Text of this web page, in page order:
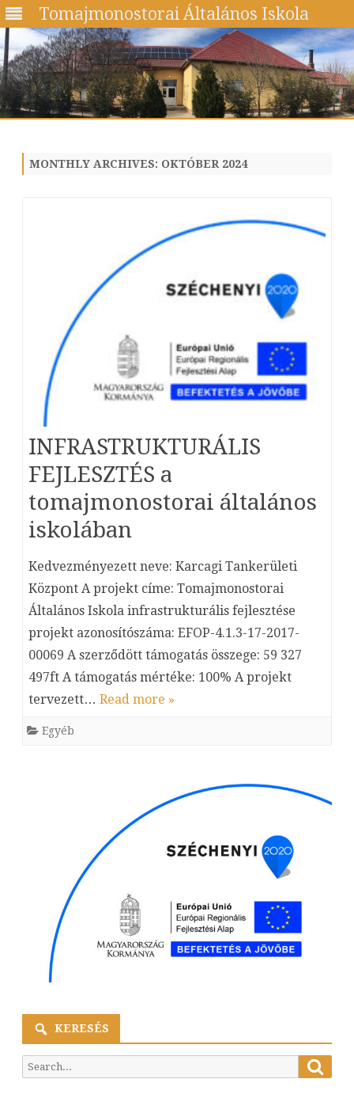
Tomajmonostorai Általános Iskola
MONTHLY ARCHIVES: OKTÓBER 2024
INFRASTRUKTURÁLIS
FEJLESZTÉS a
tomajmonostorai általános
iskolában
Kedvezményezett neve: Karcagi Tankerületi
Központ A projekt címe: Tomajmonostorai
Általános Iskola infrastrukturális fejlesztése
projekt azonosítószáma: EFOP-4.1.3-17-2017-
00069 A szerződött támogatás összege: 59 327
497ft A támogatás mértéke: 100% A projekt
tervezett… Read more »
Egyéb
KERESÉS
Search
for: